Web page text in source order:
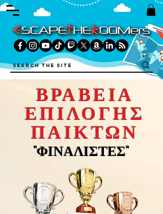
ΒΡΑΒΕΙΑ
ΕΠΙΛΟΓΗΣ
ΠΑΙΚΤΩΝ
"ΦΙΝΑΛΙΣΤΕΣ"